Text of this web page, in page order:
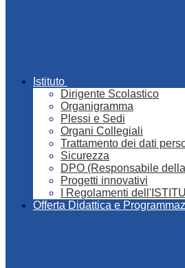
Istituto
Dirigente Scolastico
Organigramma
Plessi e Sedi
Organi Collegiali
Trattamento dei dati
Sicurezza
DPO (Responsabile
Progetti innovativi
I Regolamenti
Offerta Didattica e